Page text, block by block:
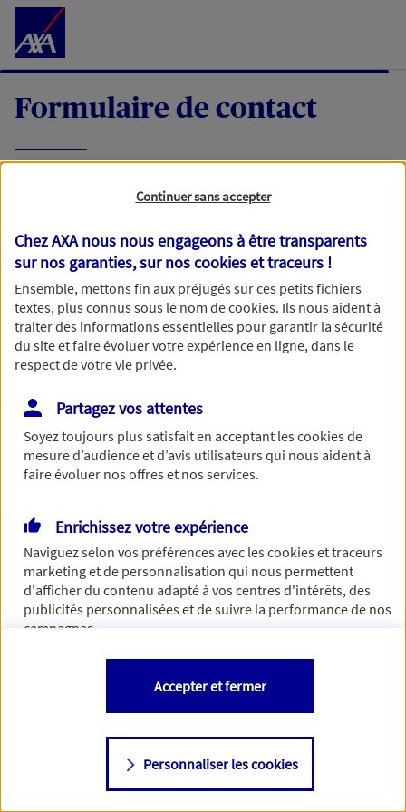
Accéder au Contenu
Formulaire de contact
demande, nous vous répondrons dans les
meilleurs délais par mail ou par téléphone.
Votre message :
Vous disposez de droits sur les informations vous concernant. Pour
plus d’informations,cliquez ici.
Continuer sans accepter
Chez AXA nous nous engageons à être transparents
sur nos garanties, sur noscookies et traceurs !
Ensemble, mettons fin aux préjugés sur ces petits fichiers
textes, plus connus sous le nom decookies. Ils nous aident à
traiter des informations essentielles pour garantir la sécurité
du site et faire évoluer votre expérience en ligne, dans le
respect de votre vie privée.
Partagez vos attentes
Soyez toujours plus satisfait en acceptant lescookiesde
mesure d’audience et d’avis utilisateurs qui nous aident à
faire évoluer nos offres et nos services.
Enrichissez votre expérience
Naviguez selon vos préférences avec lescookies et traceurs
marketing et de personnalisation qui nous permettent
d'afficher du contenu adapté à vos centres d'intérêts, des
publicités personnalisées et de suivre la performance de nos
campagnes.
Vous êtes libre de les accepter, de les refuser comme de
changer d'avis à tout moment en allant sur
Consulter notre politique decookies
Personnaliser les cookies
Accepter et fermer